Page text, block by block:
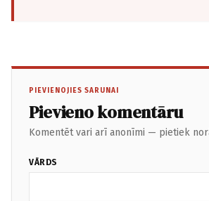
PIEVIENOJIES SARUNAI
Pievieno komentāru
Komentēt vari arī anonīmi — pietiek
VĀRDS